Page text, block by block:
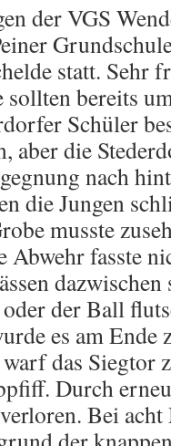
der VGS
statt. Sehr
sollten bereits
Schüler
aber die
nach
die Jungen
musste
Abwehr fasste
der Ball
es am Ende
das Siegtor
Durch
Bei